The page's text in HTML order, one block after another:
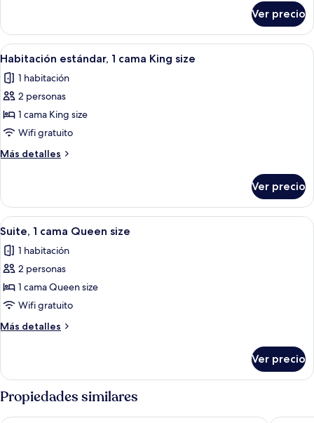
Queen
size
estándar,
camas
size
Ver precio
Abrir
todas
las
fotos
de
Habitación
estándar,
1
King
size
Habitación de hotel con cama,
6
Habitación estándar, 1 cama King size
1 habitación
2 personas
1 cama King size
Wifi gratuito
Más detalles
Más
estándar,
cama
size
Ver precio
Abrir
todas
las
fotos
de
Suite,
1
cama
size
Una habitación de hotel con una
6
Suite, 1 cama Queen size
1 habitación
2 personas
1 cama Queen size
Wifi gratuito
Más detalles
Más
1
cama
Queen
size
Ver precio
Propiedades similares